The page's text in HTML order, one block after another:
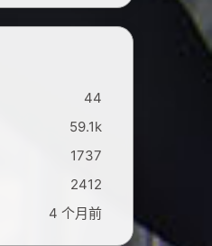
44
59.1k
1737
2412
4 个月前